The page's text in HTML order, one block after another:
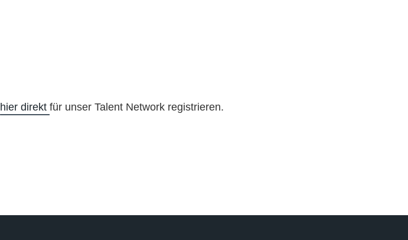
hier direktfür unser Talent Network registrieren.